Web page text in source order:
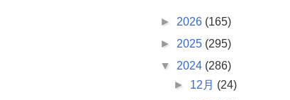
► 2026 (165)
► 2025 (295)
▼ 2024 (286)
► 12月 (24)